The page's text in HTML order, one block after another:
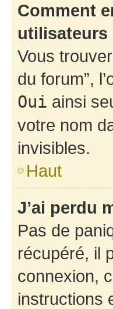
Comment
utilisateurs
Vous
du forum”,
Oui ainsi
votre nom
invisibles.
Haut
J’ai perdu
Pas de
récupéré, il
connexion,
instructions